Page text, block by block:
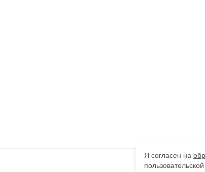
Я согласен на